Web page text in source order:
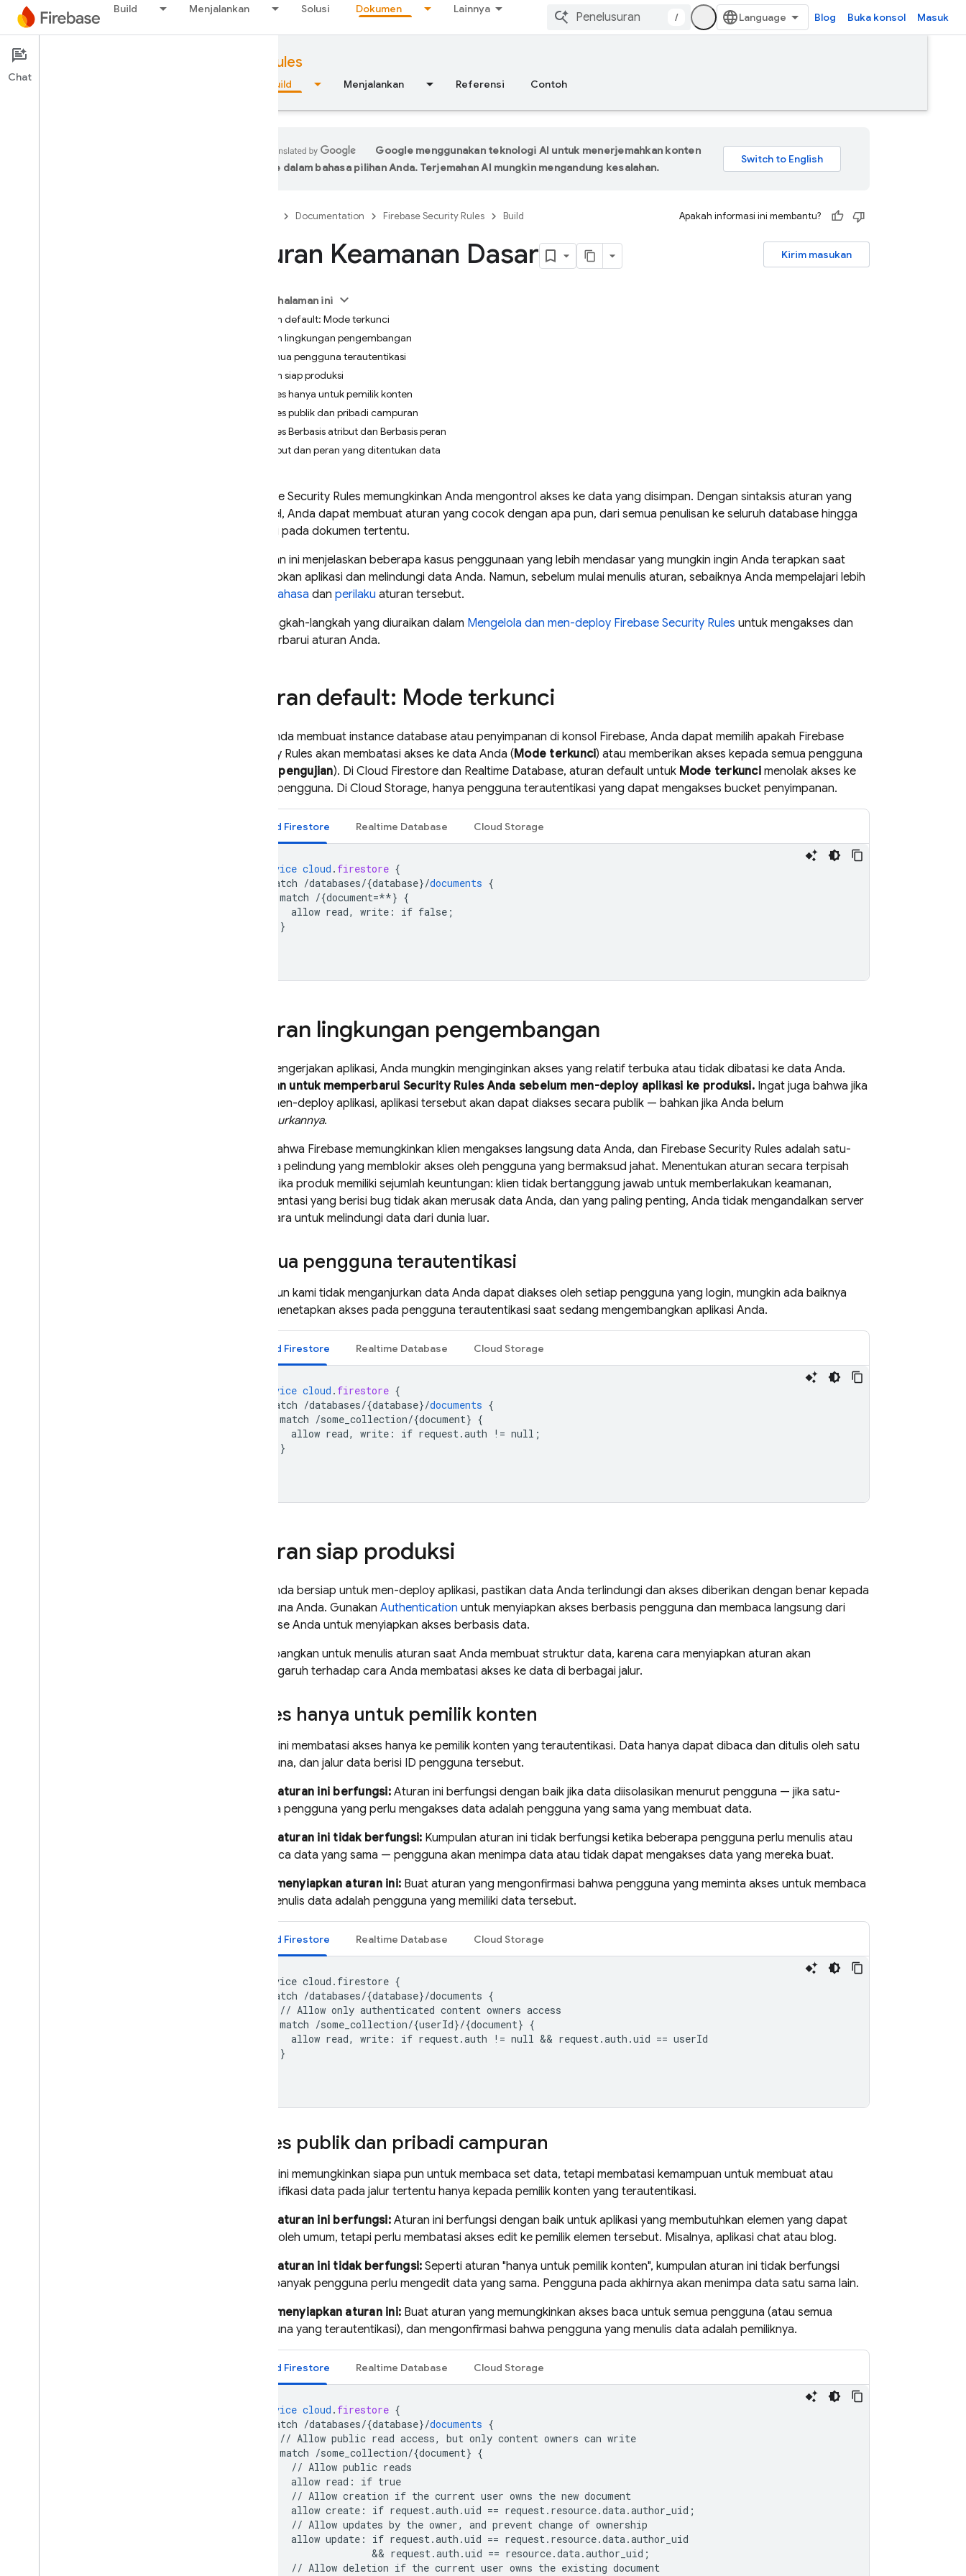
Build Menjalankan Solusi Dokumen Lainnya
/ Blog Buka konsol Masuk
Documentation Firebase Security Rules
Ringkasan Build Menjalankan Referensi Contoh
Google menggunakan teknologi AI untuk menerjemahkan konten
ke dalam bahasa pilihan Anda. Terjemahan AI mungkin mengandung kesalahan.
Documentation Firebase Security Rules Build Apakah informasi ini membantu?
Kirim masukan
Aturan Keamanan Dasar
Pada halaman ini
Aturan default: Mode terkunci
Aturan lingkungan pengembangan
Semua pengguna terautentikasi
Aturan siap produksi
Akses hanya untuk pemilik konten
Akses publik dan pribadi campuran
Akses Berbasis atribut dan Berbasis peran
Atribut dan peran yang ditentukan data
Firebase Security Rules memungkinkan Anda mengontrol akses ke data yang disimpan. Dengan sintaksis aturan yang
fleksibel, Anda dapat membuat aturan yang cocok dengan apa pun, dari semua penulisan ke seluruh database hingga
operasi pada dokumen tertentu.
Panduan ini menjelaskan beberapa kasus penggunaan yang lebih mendasar yang mungkin ingin Anda terapkan saat
menyiapkan aplikasi dan melindungi data Anda. Namun, sebelum mulai menulis aturan, sebaiknya Anda mempelajari lebih
bahasa dan perilaku aturan tersebut.
Ikuti langkah-langkah yang diuraikan dalam Mengelola dan men-deploy Firebase Security Rules untuk mengakses dan
memperbarui aturan Anda.
Aturan default: Mode terkunci
Saat Anda membuat instance database atau penyimpanan di konsol Firebase, Anda dapat memilih apakah Firebase
Security Rules akan membatasi akses ke data Anda (Mode terkunci) atau memberikan akses kepada semua pengguna
Mode pengujian). Di Cloud Firestoredan Realtime Database, aturan default untuk Mode terkuncimenolak akses ke
semua pengguna. Di Cloud Storage, hanya pengguna terautentikasi yang dapat mengakses bucket penyimpanan.
Cloud Firestore Realtime Database Cloud Storage
service cloud . firestore {
match /databases/{database}/documents {
match /{document=**} {
allow read, write : if false ;
}
Aturan lingkungan pengembangan
Saat mengerjakan aplikasi, Anda mungkin menginginkan akses yang relatif terbuka atau tidak dibatasi ke data Anda.
Pastikan untuk memperbarui Security RulesAnda sebelum men-deploy aplikasi ke produksi.Ingat juga bahwa jika
Anda men-deploy aplikasi, aplikasi tersebut akan dapat diakses secara publik — bahkan jika Anda belum
meluncurkannya.
Ingat bahwa Firebase memungkinkan klien mengakses langsung data Anda, dan Firebase Security Rules adalah satu-
satunya pelindung yang memblokir akses oleh pengguna yang bermaksud jahat. Menentukan aturan secara terpisah
dari logika produk memiliki sejumlah keuntungan: klien tidak bertanggung jawab untuk memberlakukan keamanan,
implementasi yang berisi bug tidak akan merusak data Anda, dan yang paling penting, Anda tidak mengandalkan server
perantara untuk melindungi data dari dunia luar.
Semua pengguna terautentikasi
Meskipun kami tidak menganjurkan data Anda dapat diakses oleh setiap pengguna yang login, mungkin ada baiknya
Anda menetapkan akses pada pengguna terautentikasi saat sedang mengembangkan aplikasi Anda.
Cloud Firestore Realtime Database Cloud Storage
service cloud . firestore {
match /databases/{database}/documents {
match /some_collection/{document} {
allow read, write : if request.auth != null ;
}
Aturan siap produksi
Saat Anda bersiap untuk men-deploy aplikasi, pastikan data Anda terlindungi dan akses diberikan dengan benar kepada
pengguna Anda. Gunakan Authentication untuk menyiapkan akses berbasis pengguna dan membaca langsung dari
database Anda untuk menyiapkan akses berbasis data.
Pertimbangkan untuk menulis aturan saat Anda membuat struktur data, karena cara menyiapkan aturan akan
berpengaruh terhadap cara Anda membatasi akses ke data di berbagai jalur.
Akses hanya untuk pemilik konten
Aturan ini membatasi akses hanya ke pemilik konten yang terautentikasi. Data hanya dapat dibaca dan ditulis oleh satu
pengguna, dan jalur data berisi ID pengguna tersebut.
Kapan aturan ini berfungsi:Aturan ini berfungsi dengan baik jika data diisolasikan menurut pengguna — jika satu-
satunya pengguna yang perlu mengakses data adalah pengguna yang sama yang membuat data.
Kapan aturan ini tidak berfungsi: Kumpulan aturan ini tidak berfungsi ketika beberapa pengguna perlu menulis atau
membaca data yang sama — pengguna akan menimpa data atau tidak dapat mengakses data yang mereka buat.
Untuk menyiapkan aturan ini: Buat aturan yang mengonfirmasi bahwa pengguna yang meminta akses untuk membaca
atau menulis data adalah pengguna yang memiliki data tersebut.
Cloud Firestore Realtime Database Cloud Storage
service cloud.firestore {
  match /databases/{database}/documents {
    // Allow only authenticated content owners access
    match /some_collection/{userId}/{document} {
      allow read, write: if request.auth != null && request.auth.uid == userId
    }
Akses publik dan pribadi campuran
Aturan ini memungkinkan siapa pun untuk membaca set data, tetapi membatasi kemampuan untuk membuat atau
memodifikasi data pada jalur tertentu hanya kepada pemilik konten yang terautentikasi.
Kapan aturan ini berfungsi:Aturan ini berfungsi dengan baik untuk aplikasi yang membutuhkan elemen yang dapat
dibaca oleh umum, tetapi perlu membatasi akses edit ke pemilik elemen tersebut. Misalnya, aplikasi chat atau blog.
Kapan aturan ini tidak berfungsi: Seperti aturan "hanya untuk pemilik konten", kumpulan aturan ini tidak berfungsi
ketika banyak pengguna perlu mengedit data yang sama. Pengguna pada akhirnya akan menimpa data satu sama lain.
Untuk menyiapkan aturan ini: Buat aturan yang memungkinkan akses baca untuk semua pengguna (atau semua
pengguna yang terautentikasi), dan mengonfirmasi bahwa pengguna yang menulis data adalah pemiliknya.
Cloud Firestore Realtime Database Cloud Storage
service cloud . firestore {
match /databases/{database}/documents {
// Allow public read access, but only content owners can write
match /some_collection/{document} {
// Allow public reads
allow read : if true
// Allow creation if the current user owns the new document
allow create : if request.auth .uid == request. resource.data.author_uid ;
// Allow updates by the owner, and prevent change of ownership
allow update : if request.auth .uid == request. resource.data.author_uid
                    &&
request.auth .uid == resource.data.author_uid ;
// Allow deletion if the current user owns the existing document
Chat